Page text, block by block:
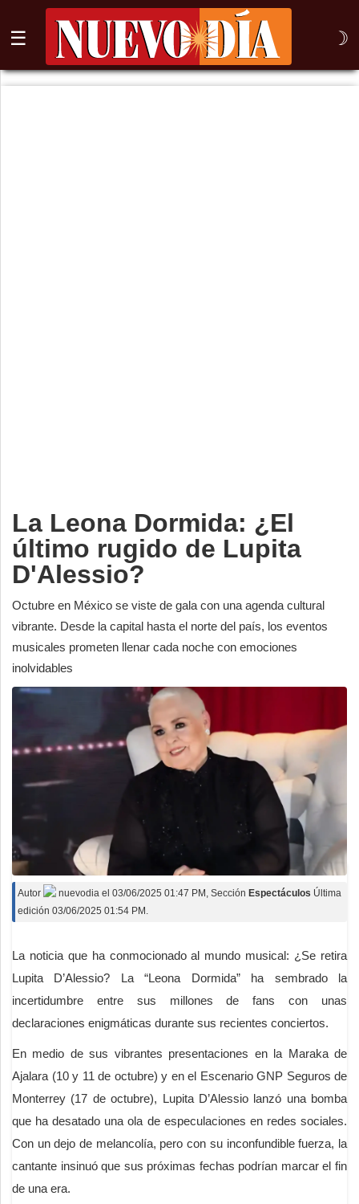
☰ ☽
⌕
La Leona Dormida: ¿El
último rugido de Lupita
D'Alessio?
Octubre en México se viste de gala con una agenda cultural
vibrante. Desde la capital hasta el norte del país, los eventos
musicales prometen llenar cada noche con emociones
inolvidables
Autor nuevodia el 03/06/2025 01:47 PM , Sección Espectáculos Última
edición 03/06/2025 01:54 PM.
La noticia que ha conmocionado al mundo musical: ¿Se retira
Lupita D’Alessio? La “Leona Dormida” ha sembrado la
incertidumbre entre sus millones de fans con unas
declaraciones enigmáticas durante sus recientes conciertos.
En medio de sus vibrantes presentaciones en la Maraka de
Ajalara (10 y 11 de octubre) y en el Escenario GNP Seguros de
Monterrey (17 de octubre), Lupita D’Alessio lanzó una bomba
que ha desatado una ola de especulaciones en redes sociales.
Con un dejo de melancolía, pero con su inconfundible fuerza, la
cantante insinuó que sus próximas fechas podrían marcar el fin
de una era.